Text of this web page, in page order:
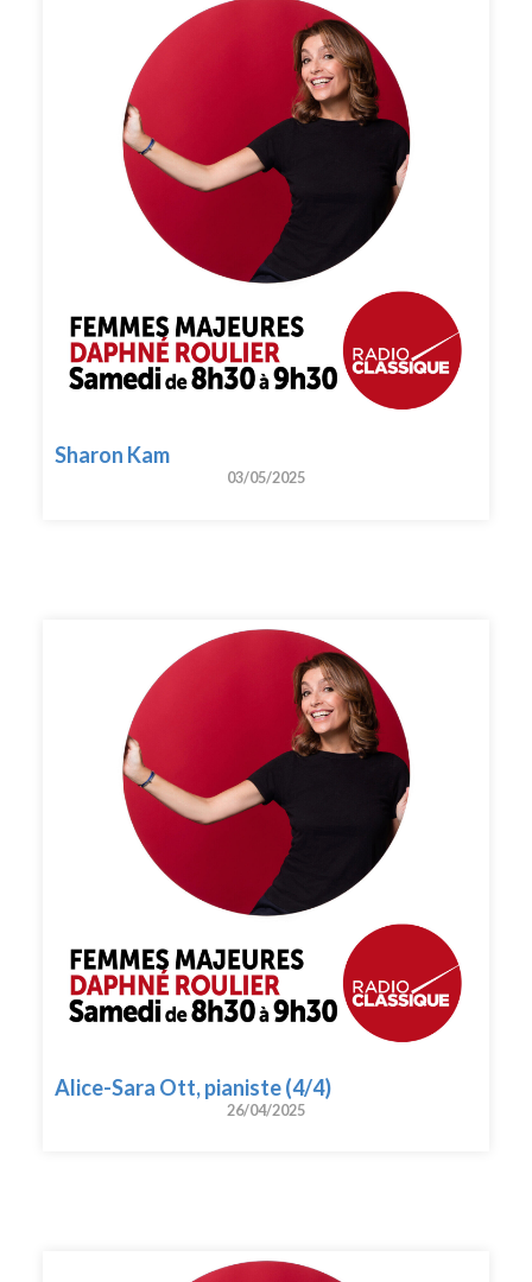
Sharon Kam
03/05/2025
Alice-Sara Ott, pianiste (4/4)
26/04/2025